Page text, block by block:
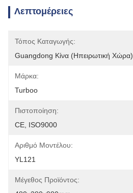
Λεπτομέρειες
Τόπος Καταγωγής:
Guangdong Κίνα (ηπειρωτική Χώρα)
Μάρκα:
Turboo
Πιστοποίηση:
CE, ISO9000
Αριθμό Μοντέλου:
YL121
Μέγεθος Προϊόντος: